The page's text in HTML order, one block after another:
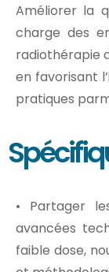
Améliorer la
charge des
radiothérapie
en favorisant
pratiques
• Partager
avancées
faible dose,